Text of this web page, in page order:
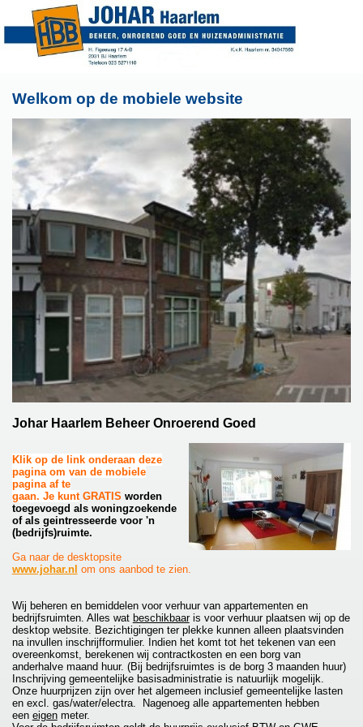
Welkom op de mobiele website
Johar Haarlem Beheer Onroerend Goed
Klik op de link onderaan deze
pagina om van de mobiele
pagina af te
gaan. Je kunt GRATIS worden
toegevoegd als woningzoekende
of als geintresseerde voor 'n
(bedrijfs)ruimte.
Ga naar de desktopsite
www.johar.nl om ons aanbod te zien.
Wij beheren en bemiddelen voor verhuur van appartementen en
bedrijfsruimten. Alles wat beschikbaaris voor verhuur plaatsen wij op de
desktop website. Bezichtigingen ter plekke kunnen alleen plaatsvinden
na invullen inschrijfformulier. Indien het komt tot het tekenen van een
overeenkomst, berekenen wij contractkosten en een borg van
anderhalve maand huur. (Bij bedrijfsruimtes is de borg 3 maanden huur)
Inschrijving gemeentelijke basisadministratie is natuurlijk mogelijk.
Onze huurprijzen zijn over het algemeen inclusief gemeentelijke lasten
en excl. gas/water/electra. Nagenoeg alle appartementen hebben
een eigenmeter.